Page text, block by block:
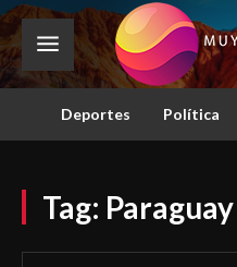
Deportes Política
Tag: Paraguay